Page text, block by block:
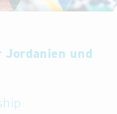
Bayern
Newsroom
und